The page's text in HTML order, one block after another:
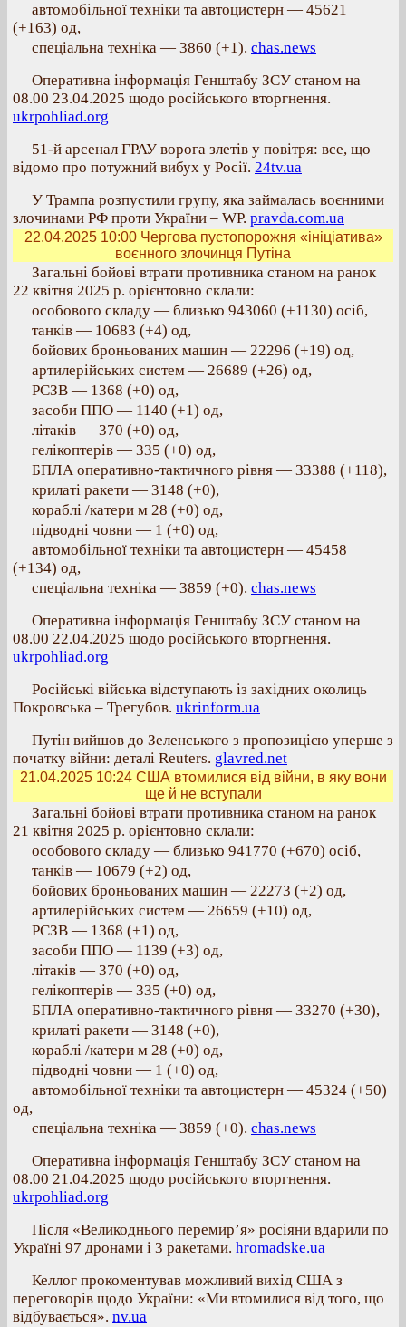
автомобільної техніки та автоцистерн — 45621
(+163) од,
спеціальна техніка — 3860 (+1). chas.news
Оперативна інформація Генштабу ЗСУ станом на
08.00 23.04.2025 щодо російського вторгнення.
ukrpohliad.org
51-й арсенал ГРАУ ворога злетів у повітря: все, що
відомо про потужний вибух у Росії. 24tv.ua
У Трампа розпустили групу, яка займалась воєнними
злочинами РФ проти України – WP. pravda.com.ua
22.04.2025 10:00Чергова пустопорожня «ініціатива»
воєнного злочинця Путіна
Загальні бойові втрати противника станом на ранок
22 квітня 2025 р. орієнтовно склали:
особового складу — близько 943060 (+1130) осіб,
танків — 10683 (+4) од,
бойових броньованих машин — 22296 (+19) од,
артилерійських систем — 26689 (+26) од,
РСЗВ — 1368 (+0) од,
засоби ППО — 1140 (+1) од,
літаків — 370 (+0) од,
гелікоптерів — 335 (+0) од,
БПЛА оперативно-тактичного рівня — 33388 (+118),
крилаті ракети — 3148 (+0),
кораблі /катери м 28 (+0) од,
підводні човни — 1 (+0) од,
автомобільної техніки та автоцистерн — 45458
(+134) од,
спеціальна техніка — 3859 (+0). chas.news
Оперативна інформація Генштабу ЗСУ станом на
08.00 22.04.2025 щодо російського вторгнення.
ukrpohliad.org
Російські війська відступають із західних околиць
Покровська – Трегубов. ukrinform.ua
Путін вийшов до Зеленського з пропозицією уперше з
початку війни: деталі Reuters. glavred.net
21.04.2025 10:24США втомилися від війни, в яку вони
ще й не вступали
Загальні бойові втрати противника станом на ранок
21 квітня 2025 р. орієнтовно склали:
особового складу — близько 941770 (+670) осіб,
танків — 10679 (+2) од,
бойових броньованих машин — 22273 (+2) од,
артилерійських систем — 26659 (+10) од,
РСЗВ — 1368 (+1) од,
засоби ППО — 1139 (+3) од,
літаків — 370 (+0) од,
гелікоптерів — 335 (+0) од,
БПЛА оперативно-тактичного рівня — 33270 (+30),
крилаті ракети — 3148 (+0),
кораблі /катери м 28 (+0) од,
підводні човни — 1 (+0) од,
автомобільної техніки та автоцистерн — 45324 (+50)
од,
спеціальна техніка — 3859 (+0). chas.news
Оперативна інформація Генштабу ЗСУ станом на
08.00 21.04.2025 щодо російського вторгнення.
ukrpohliad.org
Після «Великоднього перемир’я» росіяни вдарили по
Україні 97 дронами і 3 ракетами. hromadske.ua
Келлог прокоментував можливий вихід США з
переговорів щодо України: «Ми втомилися від того, що
відбувається». nv.ua